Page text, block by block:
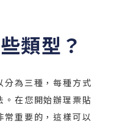
類型？
分為三種，每種方式
。在您開始辦理票貼
常重要的，這樣可以